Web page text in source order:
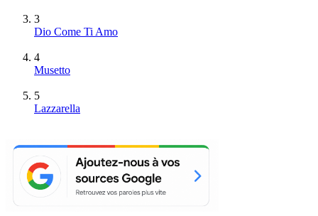
3
Dio Come Ti Amo
4
Musetto
5
Lazzarella